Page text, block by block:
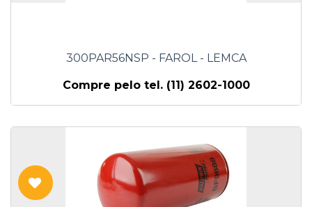
300PAR56NSP - FAROL - LEMCA
Compre pelo tel. (11) 2602-1000